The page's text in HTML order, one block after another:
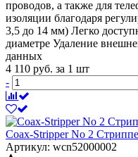
проводов, а также для
изоляции благодаря
3,5 до 14 мм) Легко
диаметре Удаление
данных
4 110 руб. за 1 шт
-
Coax-Stripper No 2
Артикул: wcn52000002